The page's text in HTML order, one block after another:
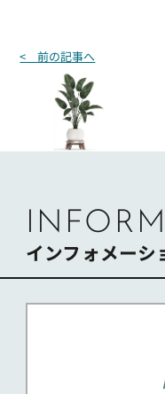
投
シ
< 前の記事へ
インフォメーシ